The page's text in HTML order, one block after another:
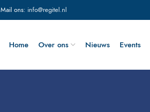
Mail ons: info@regitel.nl
Home Over ons Nieuws Events